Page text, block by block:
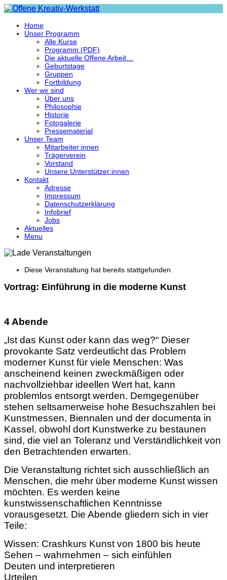
Home
Unser Programm
Alle Kurse
Programm (PDF)
Die aktuelle Offene Arbeit…
Geburtstage
Gruppen
Fortbildung
Wer wir sind
Über uns
Philosophie
Historie
Fotogalerie
Pressematerial
Unser Team
Mitarbeiter:innen
Trägerverein
Vorstand
Unsere Unterstützer:innen
Kontakt
Adresse
Impressum
Datenschutzerklärung
Infobrief
Jobs
Aktuelles
Menu
Diese Veranstaltung hat bereits stattgefunden.
Vortrag: Einführung in die moderne Kunst
4 Abende
„Ist das Kunst oder kann das weg?“ Dieser
provokante Satz verdeutlicht das Problem
moderner Kunst für viele Menschen: Was
anscheinend keinen zweckmäßigen oder
nachvollziehbar ideellen Wert hat, kann
problemlos entsorgt werden. Demgegenüber
stehen seltsamerweise hohe Besuchszahlen bei
Kunstmessen, Biennalen und der documenta in
Kassel, obwohl dort Kunstwerke zu bestaunen
sind, die viel an Toleranz und Verständlichkeit von
den Betrachtenden erwarten.
Die Veranstaltung richtet sich ausschließlich an
Menschen, die mehr über moderne Kunst wissen
möchten. Es werden keine
kunstwissenschaftlichen Kenntnisse
vorausgesetzt. Die Abende gliedern sich in vier
Teile:
Wissen: Crashkurs Kunst von 1800 bis heute
Sehen – wahrnehmen – sich einfühlen
Deuten und interpretieren
Urteilen